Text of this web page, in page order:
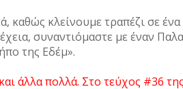
καθώς κλείνουμε τραπέζι σε
συναντιόμαστε με έναν
της Εδέμ».
άλλα πολλά. Στο τεύχος #36